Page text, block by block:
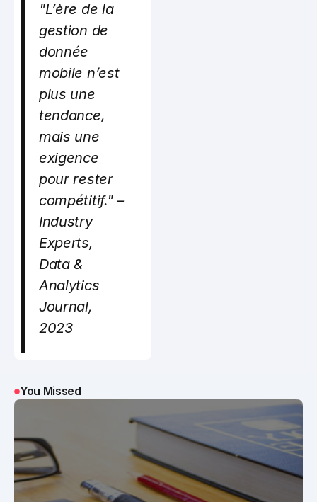
"L’ère de la
gestion de
donnée
mobile n’est
plus une
tendance,
mais une
exigence
pour rester
compétitif." –
Industry
Experts,
Data &
Analytics
Journal,
2023
You Missed